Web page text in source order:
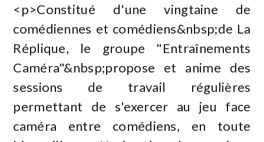
<p>Constitué d'une vingtaine de
comédiennes et comédiens&nbsp;de La
Réplique, le groupe "Entraînements
Caméra"&nbsp;propose et anime des
sessions de travail régulières
permettant de s'exercer au jeu face
caméra entre comédiens, en toute